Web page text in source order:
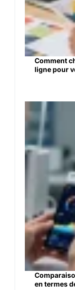
Comment
ligne pour
en termes